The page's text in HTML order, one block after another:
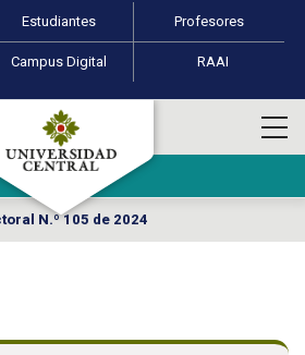
Estudiantes Profesores
Campus Digital RAAI
N.º 105 de 2024